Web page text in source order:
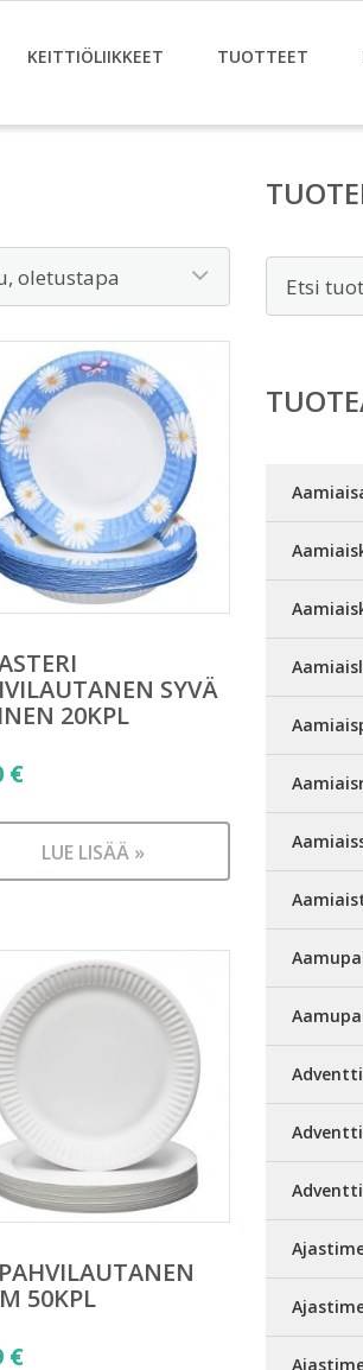
KEITTIÖLIIKKEET TUOTTEET
SYVÄ
20KPL
€
LUE LISÄÄ »
50KPL
€